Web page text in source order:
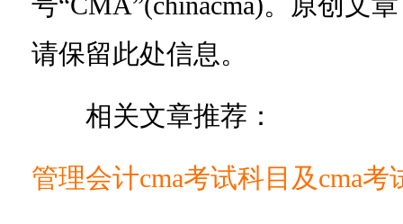
请保留此处信息。
相关文章推荐：
管理会计cma考试科目及cma考